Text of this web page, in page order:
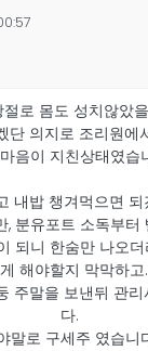
로 몸도 성치않았
단 의지로 조리원에
음이 지친상태였습
내밥 챙겨먹으면
, 분유포트 소독부
되니 한숨만 나오더
해야할지 막막하고
주말을 보낸뒤 관
다.
말로 구세주 였습니